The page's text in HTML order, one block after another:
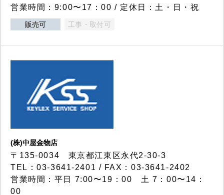
営業時間：9:00〜17：00 / 定休日：土・日・祝
販売可 工事・取付可
(株)中屋金物店
〒135-0034 東京都江東区永代2-30-3
TEL：03-3641-2401 / FAX：03-3641-2402
営業時間：平日 7:00〜19：00 土 7：00〜14：
00